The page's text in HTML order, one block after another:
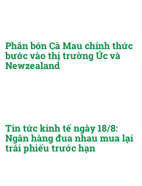
Phân bón Cà Mau chính thức
bước vào thị trường Úc và
Newzealand
Tin tức kinh tế ngày 18/8:
Ngân hàng đua nhau mua lại
trái phiếu trước hạn